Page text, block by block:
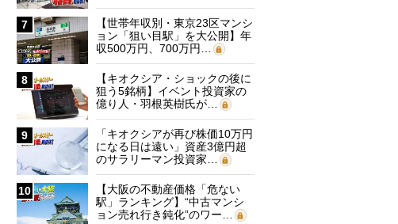
7
【世帯年収別・東京23区マンシ
ョン「狙い目駅」を大公開】年
収500万円、700万円…
8
【キオクシア・ショックの後に
狙う5銘柄】イベント投資家の
億り人・羽根英樹氏が…
9
「キオクシアが再び株価10万円
になる日は遠い」資産3億円超
のサラリーマン投資家…
10
【大阪の不動産価格「危ない
駅」ランキング】“中古マンシ
ョン売れ行き鈍化”のワー…